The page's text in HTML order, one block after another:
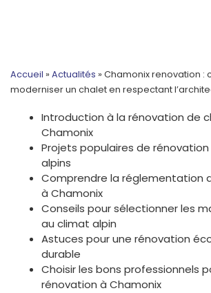
Accueil » Actualités » Chamonix renovation :
moderniser un chalet en respectant
Introduction à la rénovation de
Chamonix
Projets populaires de
alpins
Comprendre la réglementation
à Chamonix
Conseils pour sélectionner les
au climat alpin
Astuces pour une rénovation
durable
Choisir les bons professionnels
rénovation à Chamonix